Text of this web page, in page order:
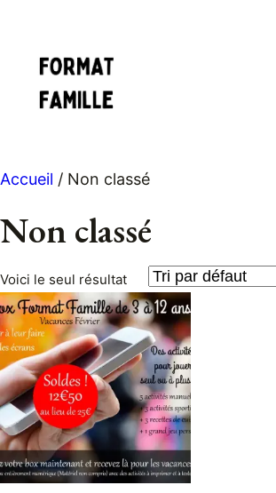
contenu
Accueil / Non classé
Non classé
Voici le seul résultat